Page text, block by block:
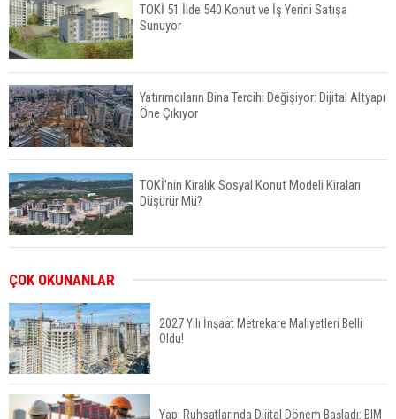
TOKİ 51 İlde 540 Konut ve İş Yerini Satışa
Sunuyor
Yatırımcıların Bina Tercihi Değişiyor: Dijital Altyapı
Öne Çıkıyor
TOKİ'nin Kiralık Sosyal Konut Modeli Kiraları
Düşürür Mü?
Konut Satışları Güçlü Seyrini Korudu Yabancıya
Satış Geriledi
ÇOK OKUNANLAR
2027 Yılı İnşaat Metrekare Maliyetleri Belli
Oldu!
Yapı Ruhsatlarında Dijital Dönem Başladı: BIM